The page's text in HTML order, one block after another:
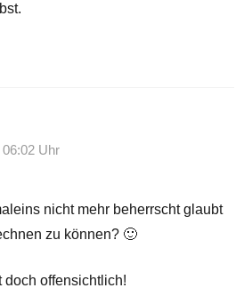
Uhr
nicht mehr beherrscht glaubt
zu können? 🙂
doch offensichtlich!